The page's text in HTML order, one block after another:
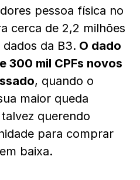
pessoa física no
cerca de 2,2 milhões
da B3. O dado
300 mil CPFs novos
, quando o
maior queda
querendo
para comprar
baixa.